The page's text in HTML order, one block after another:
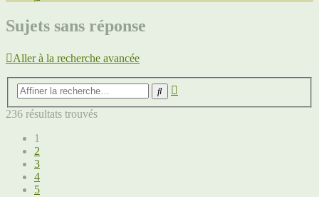
Sujets sans réponse
Aller à la recherche avancée
Rechercher
236 résultats trouvés
1
2
3
4
5